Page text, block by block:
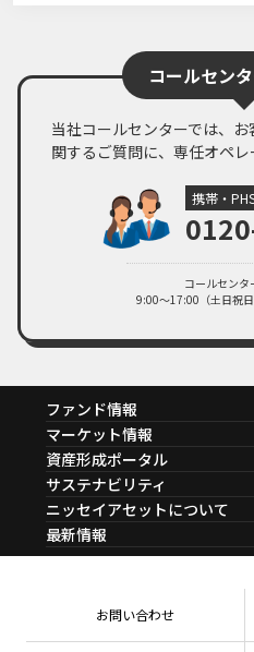
臨時レポート「日銀10月 金融政策の
2024年11月01日 マーケットレポート
臨時レポート「9月FOMC 約4年半ぶ
臨時レポート「米国の景気減速懸念
2024年08月06日
コールセン
当社コールセンターでは、
関するご質問に、専任オペレ
携帯・
コールセンタ
9:00～17:00（土日祝日
ファンド情報
ファンド情報TOP
基準価額一覧
ファンド検索
ファンド比較
決算カレンダー
海外休日カレンダー
投資信託新商品のご案内
ちょこっと3分！ファンドシア
有価証券届出書の効力の発生
こだわりのインデックスフ
なしシリーズ
マーケット情報
マーケット情報TOP
マーケット指数
マーケットレポート
コラム
ファンドレポート
資産形成ポータル
資産形成ポータルTOP
資産形成サービス
Nダイレクト
資産形成サポート
サステナビリティ
サステナビリティTOP
サステナビリティ経営
サステナブル投資
ニッセイアセットについて
ニッセイアセットについてTOP
会社情報
方針・その他開示情報
最新情報
マーケットニュース
メディアお問い合わせ